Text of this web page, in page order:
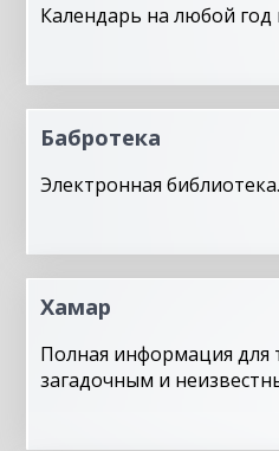
Календарь на любой
Бабротека
Электронная библиотека.
Хамар
Полная информация для
загадочным и